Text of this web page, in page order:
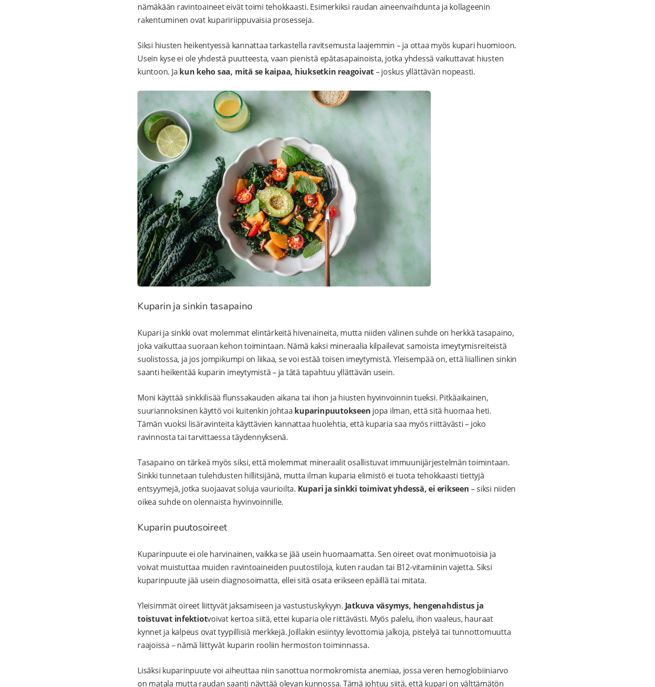
nämäkään ravintoaineet eivät toimi tehokkaasti. Esimerkiksi raudan aineenvaihdunta ja kollageenin
rakentuminen ovat kupaririippuvaisia prosesseja.
Siksi hiusten heikentyessä kannattaa tarkastella ravitsemusta laajemmin – ja ottaa myös kupari huomioon.
Usein kyse ei ole yhdestä puutteesta, vaan pienistä epätasapainoista, jotka yhdessä vaikuttavat hiusten
kuntoon. Ja kun keho saa, mitä se kaipaa, hiuksetkin reagoivat– joskus yllättävän nopeasti.
Kuparin ja sinkin tasapaino
Kupari ja sinkki ovat molemmat elintärkeitä hivenaineita, mutta niiden välinen suhde on herkkä tasapaino,
joka vaikuttaa suoraan kehon toimintaan. Nämä kaksi mineraalia kilpailevat samoista imeytymisreiteistä
suolistossa, ja jos jompikumpi on liikaa, se voi estää toisen imeytymistä. Yleisempää on, että liiallinen sinkin
saanti heikentää kuparin imeytymistä – ja tätä tapahtuu yllättävän usein.
Moni käyttää sinkkilisää flunssakauden aikana tai ihon ja hiusten hyvinvoinnin tueksi. Pitkäaikainen,
suuriannoksinen käyttö voi kuitenkin johtaa kuparinpuutokseen jopa ilman, että sitä huomaa heti.
Tämän vuoksi lisäravinteita käyttävien kannattaa huolehtia, että kuparia saa myös riittävästi – joko
ravinnosta tai tarvittaessa täydennyksenä.
Tasapaino on tärkeä myös siksi, että molemmat mineraalit osallistuvat immuunijärjestelmän toimintaan.
Sinkki tunnetaan tulehdusten hillitsijänä, mutta ilman kuparia elimistö ei tuota tehokkaasti tiettyjä
entsyymejä, jotka suojaavat soluja vaurioilta. Kupari ja sinkki toimivat yhdessä, ei erikseen– siksi niiden
oikea suhde on olennaista hyvinvoinnille.
Kuparin puutosoireet
Kuparinpuute ei ole harvinainen, vaikka se jää usein huomaamatta. Sen oireet ovat monimuotoisia ja
voivat muistuttaa muiden ravintoaineiden puutostiloja, kuten raudan tai B12-vitamiinin vajetta. Siksi
kuparinpuute jää usein diagnosoimatta, ellei sitä osata erikseen epäillä tai mitata.
Yleisimmät oireet liittyvät jaksamiseen ja vastustuskykyyn. Jatkuva väsymys, hengenahdistus ja
toistuvat infektiotvoivat kertoa siitä, ettei kuparia ole riittävästi. Myös palelu, ihon vaaleus, hauraat
kynnet ja kalpeus ovat tyypillisiä merkkejä. Joillakin esiintyy levottomia jalkoja, pistelyä tai tunnottomuutta
raajoissa – nämä liittyvät kuparin rooliin hermoston toiminnassa.
Lisäksi kuparinpuute voi aiheuttaa niin sanottua normokromista anemiaa, jossa veren hemoglobiiniarvo
on matala mutta raudan saanti näyttää olevan kunnossa. Tämä johtuu siitä, että kupari on välttämätön